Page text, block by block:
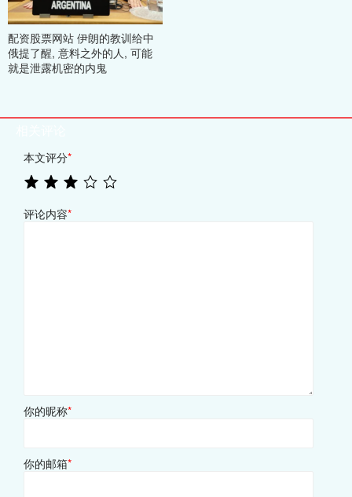
配资股票网站 伊朗的教训给中
俄提了醒, 意料之外的人, 可能
就是泄露机密的内鬼
本文评分*
评论内容*
你的昵称*
你的邮箱*